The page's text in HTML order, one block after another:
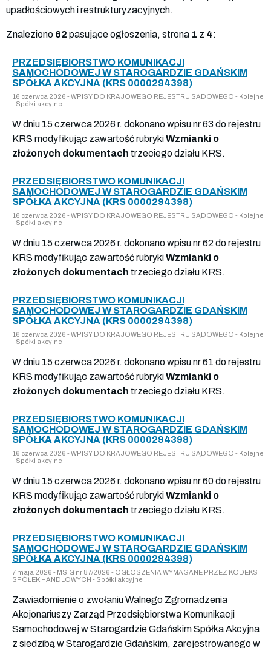
upadłościowych i restrukturyzacyjnych.
Znaleziono 62 pasujące ogłoszenia, strona 1 z 4:
PRZEDSIĘBIORSTWO KOMUNIKACJI
SAMOCHODOWEJ W STAROGARDZIE GDAŃSKIM
SPÓŁKA AKCYJNA (KRS 0000294398)
16 czerwca 2026 - WPISY DO KRAJOWEGO REJESTRU SĄDOWEGO - Kolejne
- Spółki akcyjne
W dniu 15 czerwca 2026 r. dokonano wpisu nr 63 do rejestru
KRS modyfikując zawartość rubrykiWzmianki o
złożonych dokumentach trzeciego działu KRS.
PRZEDSIĘBIORSTWO KOMUNIKACJI
SAMOCHODOWEJ W STAROGARDZIE GDAŃSKIM
SPÓŁKA AKCYJNA (KRS 0000294398)
16 czerwca 2026 - WPISY DO KRAJOWEGO REJESTRU SĄDOWEGO - Kolejne
- Spółki akcyjne
W dniu 15 czerwca 2026 r. dokonano wpisu nr 62 do rejestru
KRS modyfikując zawartość rubrykiWzmianki o
złożonych dokumentach trzeciego działu KRS.
PRZEDSIĘBIORSTWO KOMUNIKACJI
SAMOCHODOWEJ W STAROGARDZIE GDAŃSKIM
SPÓŁKA AKCYJNA (KRS 0000294398)
16 czerwca 2026 - WPISY DO KRAJOWEGO REJESTRU SĄDOWEGO - Kolejne
- Spółki akcyjne
W dniu 15 czerwca 2026 r. dokonano wpisu nr 61 do rejestru
KRS modyfikując zawartość rubrykiWzmianki o
złożonych dokumentach trzeciego działu KRS.
PRZEDSIĘBIORSTWO KOMUNIKACJI
SAMOCHODOWEJ W STAROGARDZIE GDAŃSKIM
SPÓŁKA AKCYJNA (KRS 0000294398)
16 czerwca 2026 - WPISY DO KRAJOWEGO REJESTRU SĄDOWEGO - Kolejne
- Spółki akcyjne
W dniu 15 czerwca 2026 r. dokonano wpisu nr 60 do rejestru
KRS modyfikując zawartość rubrykiWzmianki o
złożonych dokumentach trzeciego działu KRS.
PRZEDSIĘBIORSTWO KOMUNIKACJI
SAMOCHODOWEJ W STAROGARDZIE GDAŃSKIM
SPÓŁKA AKCYJNA (KRS 0000294398)
7 maja 2026 - MSiG nr 87/2026 - OGŁOSZENIA WYMAGANE PRZEZ KODEKS
SPÓŁEK HANDLOWYCH - Spółki akcyjne
Zawiadomienie o zwołaniu Walnego Zgromadzenia
Akcjonariuszy Zarząd Przedsiębiorstwa Komunikacji
Samochodowej w Starogardzie Gdańskim Spółka Akcyjna
z siedzibą w Starogardzie Gdańskim, zarejestrowanego w